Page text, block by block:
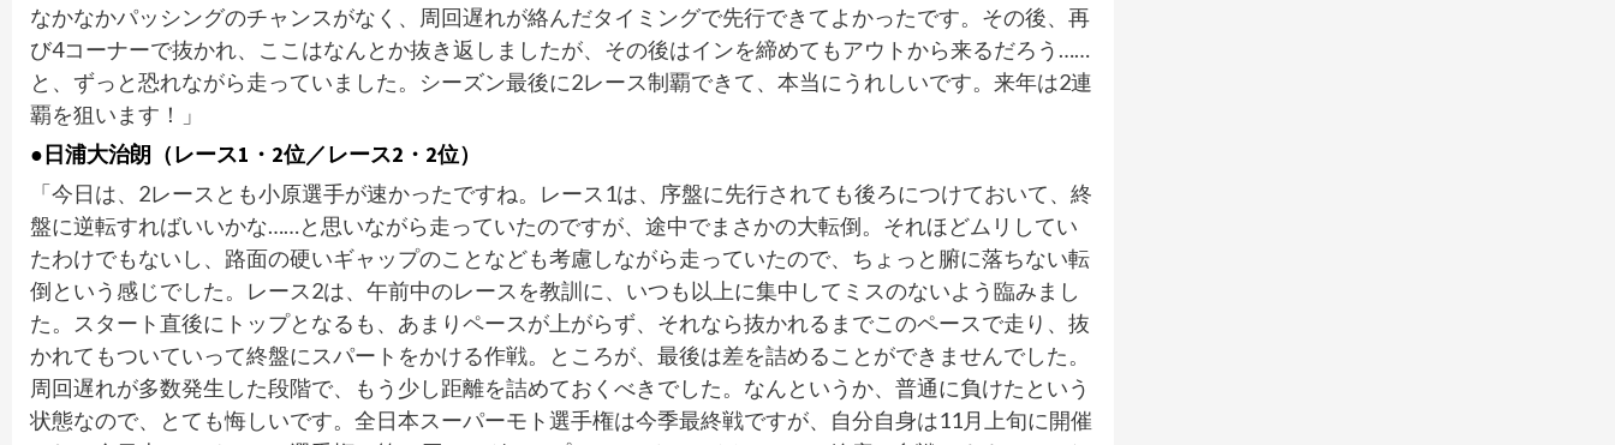
なかなかパッシングのチャンスがなく、周回遅れが絡んだタイミングで先行できてよかったです。その後、再
び4コーナーで抜かれ、ここはなんとか抜き返しましたが、その後はインを締めてもアウトから来るだろう……
と、ずっと恐れながら走っていました。シーズン最後に2レース制覇できて、本当にうれしいです。来年は2連
覇を狙います！」
●日浦大治朗（レース1・2位／レース2・2位）
「今日は、2レースとも小原選手が速かったですね。レース1は、序盤に先行されても後ろにつけておいて、終
盤に逆転すればいいかな……と思いながら走っていたのですが、途中でまさかの大転倒。それほどムリしてい
たわけでもないし、路面の硬いギャップのことなども考慮しながら走っていたので、ちょっと腑に落ちない転
倒という感じでした。レース2は、午前中のレースを教訓に、いつも以上に集中してミスのないよう臨みまし
た。スタート直後にトップとなるも、あまりペースが上がらず、それなら抜かれるまでこのペースで走り、抜
かれてもついていって終盤にスパートをかける作戦。ところが、最後は差を詰めることができませんでした。
周回遅れが多数発生した段階で、もう少し距離を詰めておくべきでした。なんというか、普通に負けたという
状態なので、とても悔しいです。全日本スーパーモト選手権は今季最終戦ですが、自分自身は11月上旬に開催